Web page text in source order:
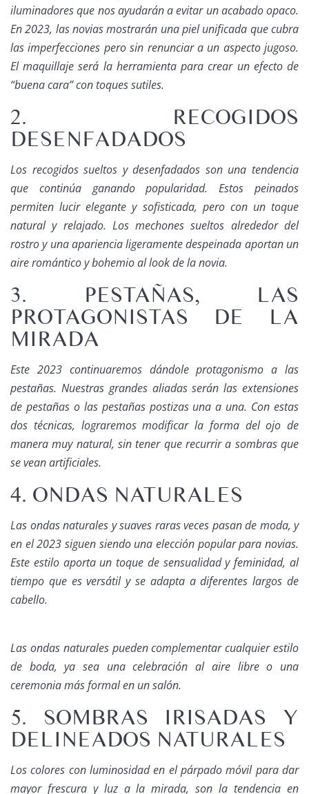
iluminadores que nos ayudarán a evitar un acabado opaco.
En 2023, las novias mostrarán una piel unificada que cubra
las imperfecciones pero sin renunciar a un aspecto jugoso.
El maquillaje será la herramienta para crear un efecto de
“buena cara” con toques sutiles.
2. RECOGIDOS
DESENFADADOS
Los recogidos sueltos y desenfadados son una tendencia
que continúa ganando popularidad. Estos peinados
permiten lucir elegante y sofisticada, pero con un toque
natural y relajado. Los mechones sueltos alrededor del
rostro y una apariencia ligeramente despeinada aportan un
aire romántico y bohemio al look de la novia.
3. PESTAÑAS, LAS
PROTAGONISTAS DE LA
MIRADA
Este 2023 continuaremos dándole protagonismo a las
pestañas. Nuestras grandes aliadas serán las extensiones
de pestañas o las pestañas postizas una a una. Con estas
dos técnicas, lograremos modificar la forma del ojo de
manera muy natural, sin tener que recurrir a sombras que
se vean artificiales.
4. ONDAS NATURALES
Las ondas naturales y suaves raras veces pasan de moda, y
en el 2023 siguen siendo una elección popular para novias.
Este estilo aporta un toque de sensualidad y feminidad, al
tiempo que es versátil y se adapta a diferentes largos de
cabello.
Las ondas naturales pueden complementar cualquier estilo
de boda, ya sea una celebración al aire libre o una
ceremonia más formal en un salón.
5. SOMBRAS IRISADAS Y
DELINEADOS NATURALES
Los colores con luminosidad en el párpado móvil para dar
mayor frescura y luz a la mirada, son la tendencia en